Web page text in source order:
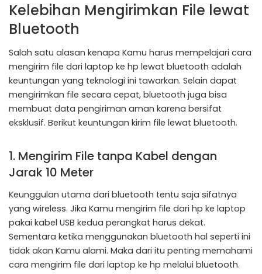
Kelebihan Mengirimkan File lewat
Bluetooth
Salah satu alasan kenapa Kamu harus mempelajari cara
mengirim file dari laptop ke hp lewat bluetooth adalah
keuntungan yang teknologi ini tawarkan. Selain dapat
mengirimkan file secara cepat, bluetooth juga bisa
membuat data pengiriman aman karena bersifat
eksklusif. Berikut keuntungan kirim file lewat bluetooth.
1. Mengirim File tanpa Kabel dengan
Jarak 10 Meter
Keunggulan utama dari bluetooth tentu saja sifatnya
yang wireless. Jika Kamu mengirim file dari hp ke laptop
pakai kabel USB kedua perangkat harus dekat.
Sementara ketika menggunakan bluetooth hal seperti ini
tidak akan Kamu alami. Maka dari itu penting memahami
cara mengirim file dari laptop ke hp melalui bluetooth.